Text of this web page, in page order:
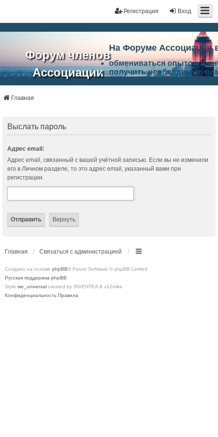
Вход
Регистрация
Форум членов
Ассоциации
портал"
На Форуме Ассоциации
обмениваться опытом и
получить необходимую
Ассоциации и успехам в
Главная
Выслать пароль
Адрес email:
Адрес email, связанный с вашей учётной записью. Если вы не изменили
его в Личном разделе, то это адрес email, указанный вами при
регистрации.
Главная Связаться с администрацией
Создано на основе phpBB® Forum Software © phpBB Limited
Русская поддержка phpBB
Style we_universal created by INVENTEA & v12mike
Конфиденциальность Правила